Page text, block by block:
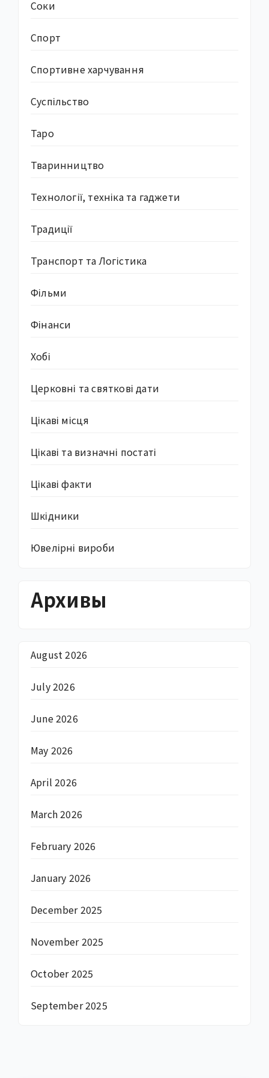
Соки
Спорт
Спортивне харчування
Суcпільство
Таро
Тваринництво
Технології, техніка та гаджети
Традиції
Транспорт та Логістика
Фільми
Фінанси
Хобі
Церковні та святкові дати
Цікаві місця
Цікаві та визначні постаті
Цікаві факти
Шкідники
Ювелірні вироби
Архивы
August 2026
July 2026
June 2026
May 2026
April 2026
March 2026
February 2026
January 2026
December 2025
November 2025
October 2025
September 2025